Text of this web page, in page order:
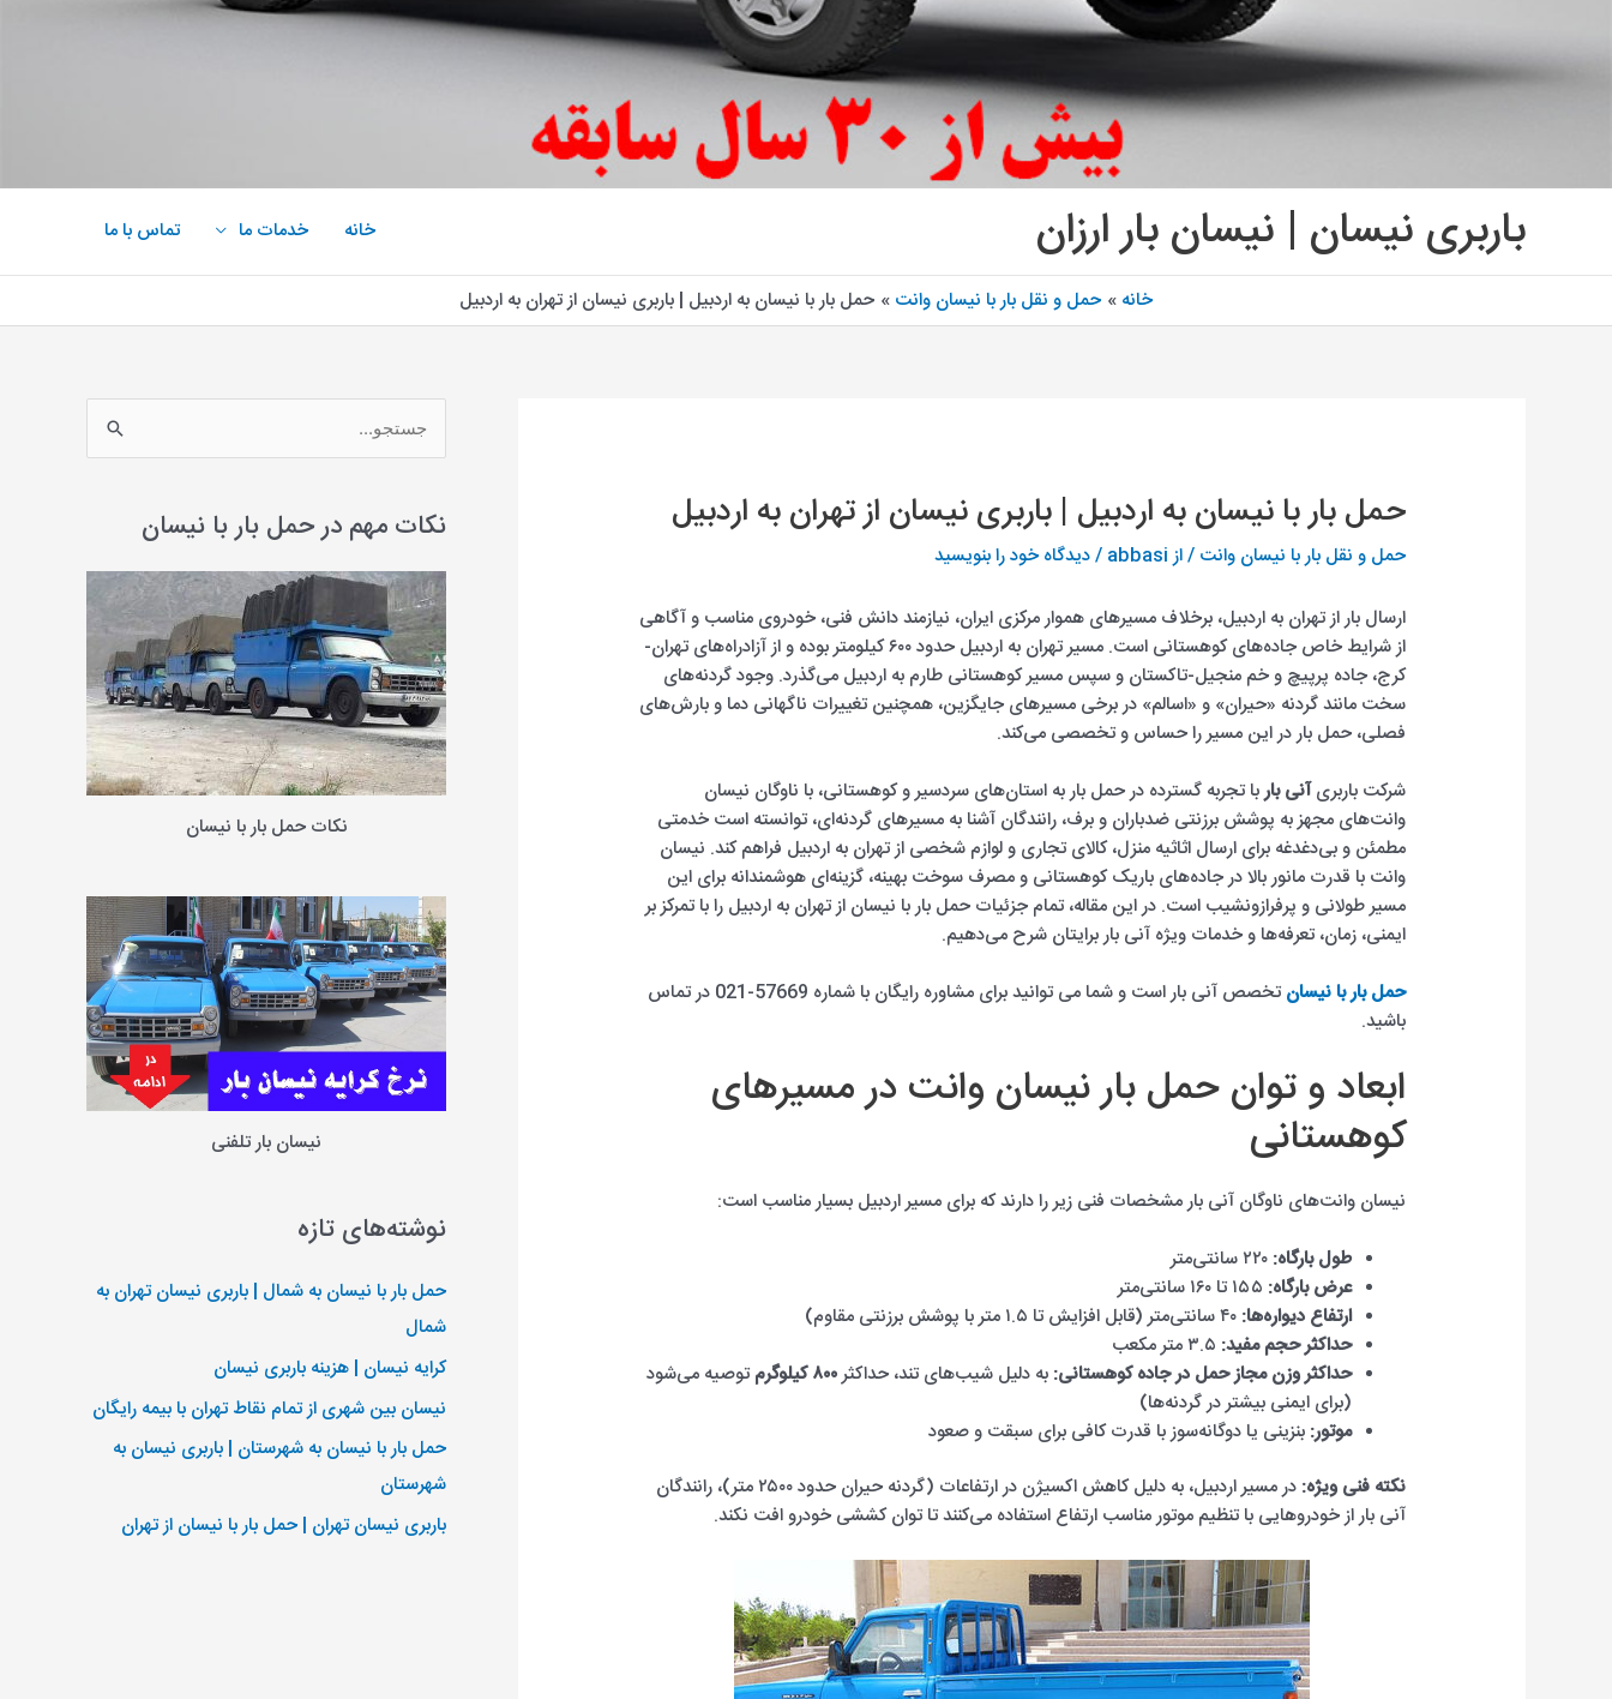
باربری نیسان | نیسان بار ارزان خانه خدمات ما تماس با ما
خانه حمل و نقل بار با نیسان وانت حمل بار با نیسان به اردبیل | باربری نیسان از تهران به اردبیل
حمل بار با نیسان به اردبیل | باربری نیسان از تهران به اردبیل
حمل و نقل بار با نیسان وانت / از abbasi
/دیدگاه‌ خود را بنویسید
ارسال بار از تهران به اردبیل، برخلاف مسیرهای هموار مرکزی ایران، نیازمند دانش فنی، خودروی مناسب و آگاهی
از شرایط خاص جاده‌های کوهستانی است. مسیر تهران به اردبیل حدود ۶۰۰ کیلومتر بوده و از آزادراه‌های تهران-
کرج، جاده پرپیچ و خم منجیل-تاکستان و سپس مسیر کوهستانی طارم به اردبیل می‌گذرد. وجود گردنه‌های
سخت مانند گردنه «حیران» و «اسالم» در برخی مسیرهای جایگزین، همچنین تغییرات ناگهانی دما و بارش‌های
فصلی، حمل بار در این مسیر را حساس و تخصصی می‌کند.
شرکت باربریآنی باربا تجربه گسترده در حمل بار به استان‌های سردسیر و کوهستانی، با ناوگان نیسان
وانت‌های مجهز به پوشش برزنتی ضدباران و برف، رانندگان آشنا به مسیرهای گردنه‌ای، توانسته است خدمتی
مطمئن و بی‌دغدغه برای ارسال اثاثیه منزل، کالای تجاری و لوازم شخصی از تهران به اردبیل فراهم کند. نیسان
وانت با قدرت مانور بالا در جاده‌های باریک کوهستانی و مصرف سوخت بهینه، گزینه‌ای هوشمندانه برای این
مسیر طولانی و پرفرازونشیب است. در این مقاله، تمام جزئیات حمل بار با نیسان از تهران به اردبیل را با تمرکز بر
ایمنی، زمان، تعرفه‌ها و خدمات ویژه آنی بار برایتان شرح می‌دهیم.
حمل بار با نیسان
تخصص آنی بار است و شما می توانید برای مشاوره رایگان با شماره 57669-021 در تماس
باشید.
ابعاد و توان حمل بار نیسان وانت در مسیرهای
کوهستانی
نیسان وانت‌های ناوگان آنی بار مشخصات فنی زیر را دارند که برای مسیر اردبیل بسیار مناسب است:
طول بارگاه: ۲۲۰ سانتی‌متر
عرض بارگاه:
ارتفاع دیواره‌ها: ۴۰ سانتی‌متر (قابل افزایش تا ۱.۵ متر با پوشش برزنتی مقاوم)
حداکثر حجم مفید:
حداکثر وزن مجاز حمل در جاده کوهستانی: به دلیل شیب‌های تند، حداکثر۸۰۰ کیلوگرم
توصیه می‌شود
(برای ایمنی بیشتر در گردنه‌ها)
موتور: بنزینی یا دوگانه‌سوز با قدرت کافی برای سبقت و صعود
نکته فنی ویژه:
در مسیر اردبیل، به دلیل کاهش اکسیژن در ارتفاعات (گردنه حیران حدود ۲۵۰۰ متر)، رانندگان
آنی بار از خودروهایی با تنظیم موتور مناسب ارتفاع استفاده می‌کنند تا توان کششی خودرو افت نکند.
س
ج
ب
ر
ا
ی
:
نکات مهم در حمل بار با نیسان
نکات حمل بار با نیسان
نیسان بار تلفنی
نوشته‌های تازه
حمل بار با نیسان به شمال | باربری نیسان تهران به
شمال
کرایه نیسان | هزینه باربری نیسان
نیسان بین شهری از تمام نقاط تهران با بیمه رایگان
حمل بار با نیسان به شهرستان | باربری نیسان به
شهرستان
باربری نیسان تهران | حمل بار با نیسان از تهران